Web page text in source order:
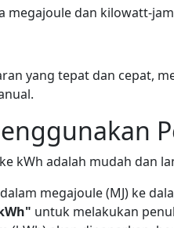
megajoule dan kilowatt-
yang tepat dan cepat,
kWh adalah mudah dan
megajoule (MJ) ke
untuk melakukan